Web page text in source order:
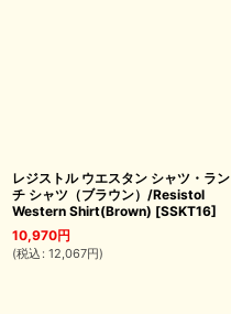
レジストル ウエスタン シャツ・ラン
チ シャツ（ブラウン）/Resistol
Western Shirt(Brown) [SSKT16]
10,970円
(税込 : 12,067円)